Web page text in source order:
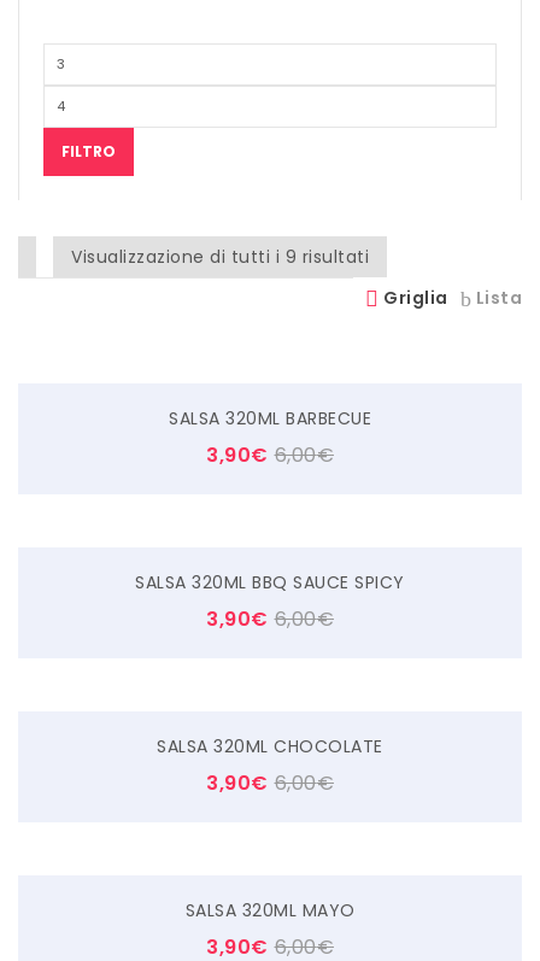
SIS
STACK NUTRITION
WHY NATURE
WHY SPORT
FILTRO
Visualizzazione di tutti i 9 risultati
Griglia
Lista
SALSA 320ML BARBECUE
3,90€ 6,00€
SALSA 320ML BBQ SAUCE SPICY
3,90€ 6,00€
SALSA 320ML CHOCOLATE
3,90€ 6,00€
SALSA 320ML MAYO
3,90€ 6,00€